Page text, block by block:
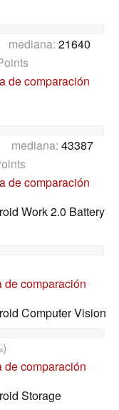
21640
de comparación
mediana: 43387
de comparación
Work 2.0 Battery
de comparación
Computer Vision
de comparación
Storage